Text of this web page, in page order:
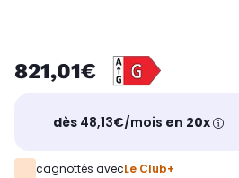
821,01€
dès 48,13€/mois en 20x
cagnottés avecLe Club+